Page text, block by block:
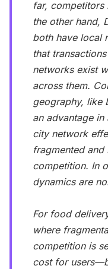
far, competitors
the other hand,
both have local
that
networks exist
across them.
geography, like
an advantage
city network
fragmented
competition. In
dynamics are
For food
where
competition is
cost for